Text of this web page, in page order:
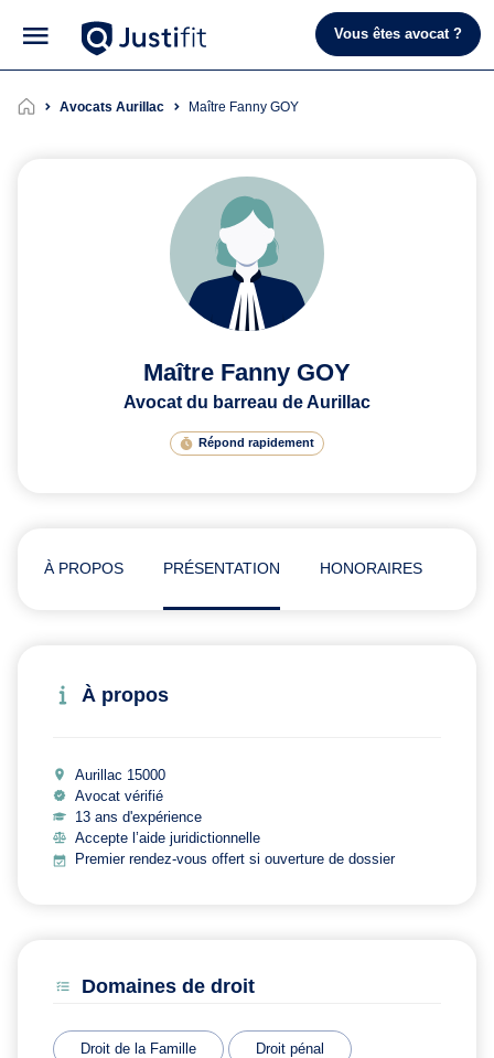
Vous êtes avocat ?
Avocats Aurillac Maître Fanny GOY
Maître Fanny GOY
Avocat du barreau de Aurillac
Répond rapidement
À PROPOS PRÉSENTATION HONORAIRES
À propos
Aurillac 15000
Avocat vérifié
13 ans d'expérience
Accepte l’aide juridictionnelle
Premier rendez-vous offert si ouverture de dossier
Domaines de droit
Droit de la Famille Droit pénal